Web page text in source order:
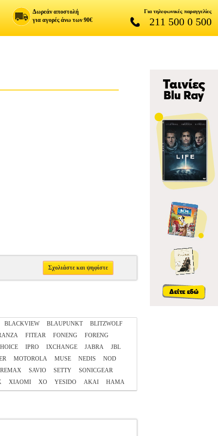
Δωρεάν αποστολή
για αγορές άνω των 90€
Για τηλεφωνικές παραγγελίες
211 500 0 500
Σχολιάστε και ψηφίστε
BLACKVIEW BLAUPUNKT
BLITZWOLF
FITEAR FONENG
FORENG
IPRO IXCHANGE JABRA
JBL
MOTOROLA MUSE NEDIS
NOD
REMAX SAVIO SETTY
SONICGEAR
XIAOMI XO YESIDO ΑΚΑΙ ΗΑΜΑ